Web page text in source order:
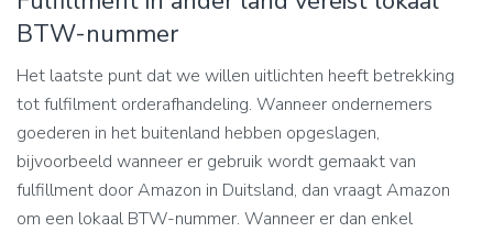
BTW-nummer
Het laatste punt dat we willen uitlichten heeft betrekking
tot fulfilment orderafhandeling. Wanneer ondernemers
goederen in het buitenland hebben opgeslagen,
bijvoorbeeld wanneer er gebruik wordt gemaakt van
fulfillment door Amazon in Duitsland, dan vraagt Amazon
om een lokaal BTW-nummer. Wanneer er dan enkel